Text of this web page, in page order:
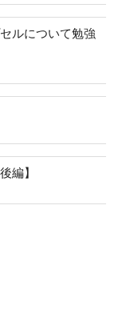
ルについて勉強
編】